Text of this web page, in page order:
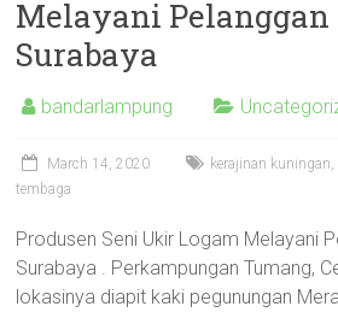
Melayani Pelanggan
Surabaya
bandarlampung
March 14, 2020 kerajinan kuningan,
tembaga
Produsen Seni Ukir Logam Melayani
Surabaya . Perkampungan Tumang,
lokasinya diapit kaki pegunungan